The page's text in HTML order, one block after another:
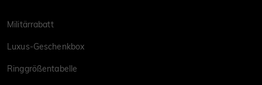
Militärrabatt
Luxus-Geschenkbox
Ringgrößentabelle